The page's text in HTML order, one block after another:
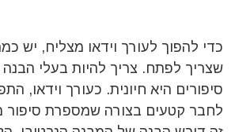
כדי להפוך לעורך וידאו מצליח, יש
שצריך לפתח. צריך להיות בעלי
סיפורים היא חיונית. כעורך וידאו,
לחבר קטעים בצורה שמספרת סיפור